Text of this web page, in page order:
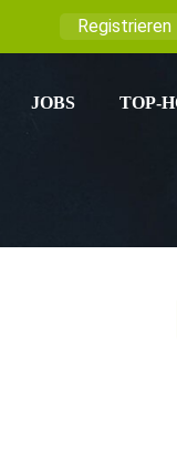
Registrieren
JOBS TOP-